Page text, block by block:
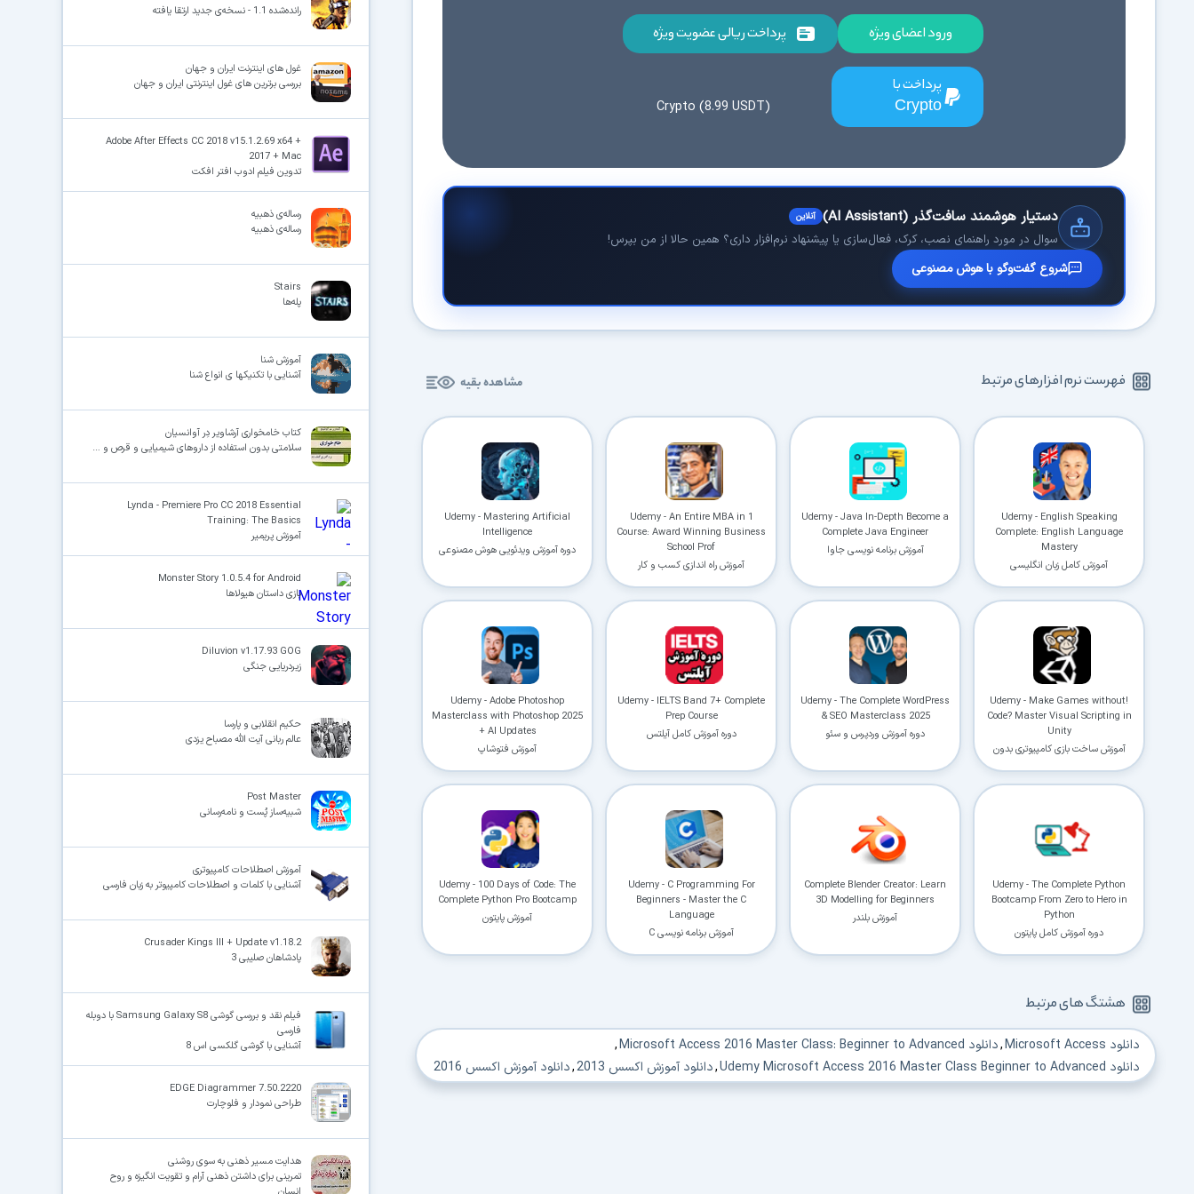
ورود اعضای ویژه پرداخت ریالی عضویت ویژه
پرداخت با
Crypto
Crypto (8.99 USDT)
دستیار هوشمند سافت‌گذر (AI Assistant) آنلاین
سوال در مورد راهنمای نصب، کرک، فعال‌سازی یا پیشنهاد نرم‌افزار داری؟ همین حالا از من بپرس!
شروع گفت‌وگو با هوش مصنوعی
فهرست نرم افزارهای مرتبط مشاهده بقیه
Udemy - English Speaking
Complete: English Language
Mastery
آموزش کامل زبان انگلیسی
Udemy - Java In-Depth Become a
Complete Java Engineer
آموزش برنامه نویسی جاوا
Udemy - An Entire MBA in 1
Course: Award Winning Business
School Prof
آموزش راه اندازی کسب و کار
Udemy - Mastering Artificial
Intelligence
دوره آموزش ویدئویی هوش مصنوعی
!Udemy - Make Games without
Code? Master Visual Scripting in
Unity
آموزش ساخت بازی کامپیوتری بدون
Udemy - The Complete WordPress
& SEO Masterclass 2025
دوره آموزش وردپرس و سئو
Udemy - IELTS Band 7+ Complete
Prep Course
دوره آموزش کامل آیلتس
Udemy - Adobe Photoshop
Masterclass with Photoshop 2025
+ AI Updates
آموزش فتوشاپ
Udemy - The Complete Python
Bootcamp From Zero to Hero in
Python
دوره آموزش کامل پایتون
Complete Blender Creator: Learn
3D Modelling for Beginners
آموزش بلندر
Udemy - C Programming For
Beginners - Master the C
Language
آموزش برنامه نویسی C
Udemy - 100 Days of Code: The
Complete Python Pro Bootcamp
آموزش پایتون
هشتگ های مرتبط
دانلود Microsoft Access ,دانلود Microsoft Access 2016 Master Class: Beginner to Advanced
,
دانلود Udemy Microsoft Access 2016 Master Class Beginner to Advanced
,دانلود آموزش اکسس 2013 ,دانلود آموزش اکسس 2016
,دانلود رایگان فیلم آموزش اکسس,دانلود آموزش access ,دانلود آموزش اکسس 2010 ,دانلود آموزش تصویری اکسس,
رانده‌شده 1.1 - نسخه‌ی جدید ارتقا یافته
غول های اینترنت ایران و جهان
بررسی برترین های غول اینترنتی ایران و جهان
Adobe After Effects CC 2018 v15.1.2.69 x64 +
2017 + Mac
تدوین فیلم ادوب افتر افکت
رساله‌ی ذهبیه
رساله‌ی ذهبیه
Stairs
پله‌ها
آموزش شنا
آشنایی با تکنیکها ی انواع شنا
کتاب خامخواری آرشاویر دِر آوانسیان
سلامتی بدون استفاده از داروهای شیمیایی و قرص و …
Lynda - Premiere Pro CC 2018 Essential
Training: The Basics
آموزش پریمیر
Monster Story 1.0.5.4 for Android
بازی داستان هیولاها
Diluvion v1.17.93 GOG
زیردریایی جنگی
حکیم انقلابی و پارسا
عالم ربانی آیت الله مصباح یزدی
Post Master
شبیه‌ساز پُست و نامه‌رسانی
آموزش اصطلاحات کامپیوتری
آشنایی با کلمات و اصطلاحات کامپیوتر به زبان فارسی
Crusader Kings III + Update v1.18.2
پادشاهان صلیبی 3
فیلم نقد و بررسی گوشی Samsung Galaxy S8 با دوبله
فارسی
آشنایی با گوشی گلکسی اس 8
EDGE Diagrammer 7.50.2220
طراحی نمودار و فلوچارت
هدایت مسیر ذهنی به سوی روشنی
تمرینی برای داشتن ذهنی آرام و تقویت انگیزه و روح
کاربردی
✓دانلود فوری و بی‌معطلی:حذف کامل صف و زمان انتظار برای تمام فایل‌ها
⭐ فقط کمتر از روزی 1,093 تومان (معادل ماهیانه 33,250 تومان در اشتراک یک‌ساله)